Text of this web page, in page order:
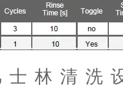
林清洗